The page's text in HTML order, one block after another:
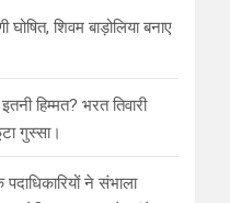
घोषित, शिवम बाड़ोलिया बनाए
हिम्मत? भरत तिवारी
गुस्सा।
ने संभाला